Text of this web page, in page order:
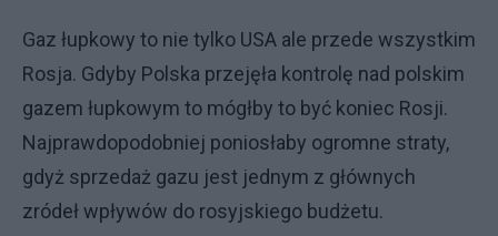
Gaz łupkowy to nie tylko USA ale przede wszystkim
Rosja. Gdyby Polska przejęła kontrolę nad polskim
gazem łupkowym to mógłby to być koniec Rosji.
Najprawdopodobniej poniosłaby ogromne straty,
gdyż sprzedaż gazu jest jednym z głównych
zródeł wpływów do rosyjskiego budżetu.